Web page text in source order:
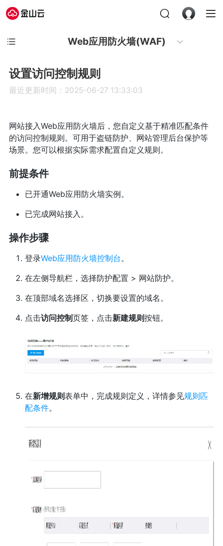
Web应用防火墙(WAF)
设置访问控制规则
最近更新时间：2025-06-27 13:33:03
网站接入Web应用防火墙后，您自定义基于精准匹配条件
的访问控制规则。可用于盗链防护、网站管理后台保护等
场景。您可以根据实际需求配置自定义规则。
前提条件
已开通Web应用防火墙实例。
已完成网站接入。
操作步骤
登录Web应用防火墙控制台。
在左侧导航栏，选择防护配置 > 网站防护。
在顶部域名选择区，切换要设置的域名。
点击访问控制页签，点击新建规则按钮。
在新增规则表单中，完成规则定义，详情参见规则匹
配条件。